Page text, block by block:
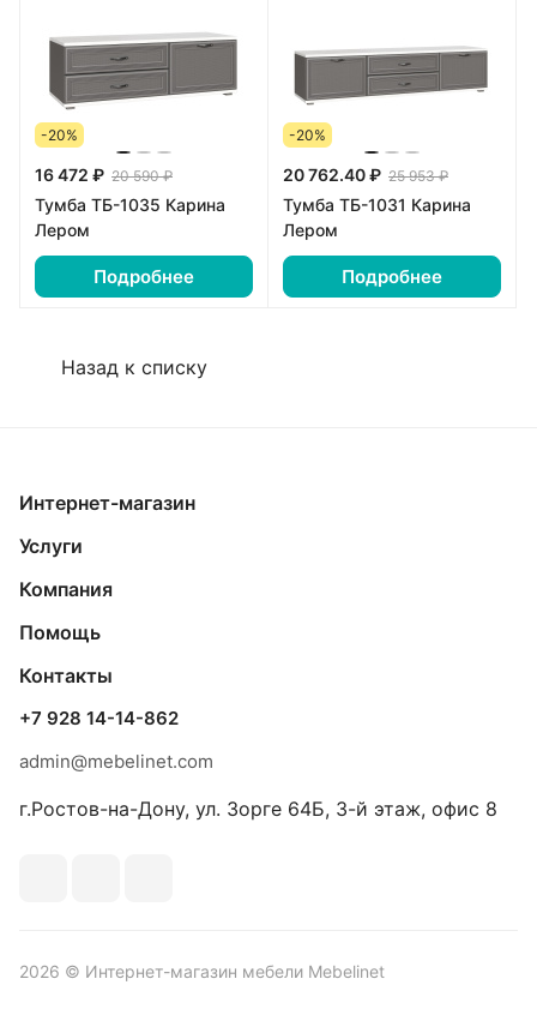
-20%
16 472 ₽ 20 590 ₽
Тумба ТБ-1035 Карина
Лером
Подробнее
-20%
20 762.40 ₽ 25 953 ₽
Тумба ТБ-1031 Карина
Лером
Подробнее
Назад к списку
Интернет-магазин
Услуги
Компания
Помощь
Контакты
+7 928 14-14-862
admin@mebelinet.com
г.Ростов-на-Дону, ул. Зорге 64Б, 3-й этаж, офис 8
2026 © Интернет-магазин мебели Mebelinet